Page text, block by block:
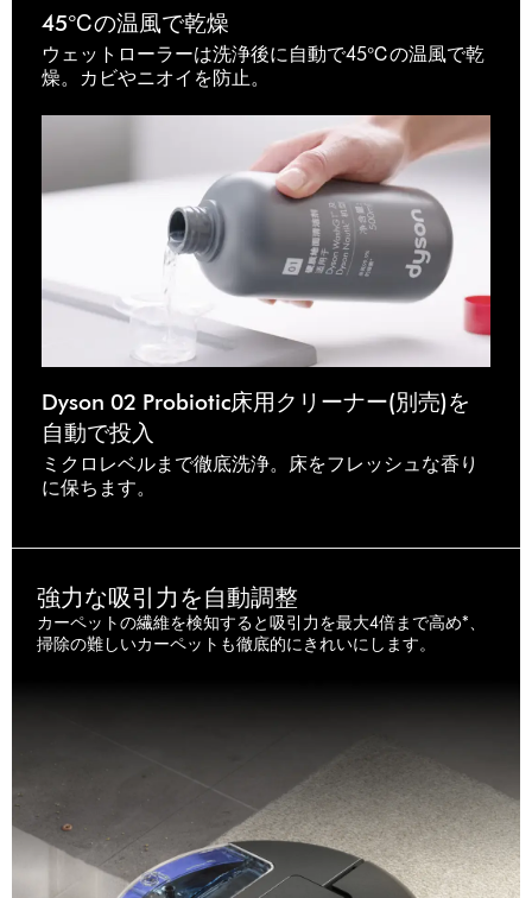
45℃の温風で乾燥
ウェットローラーは洗浄後に自動で45℃の温風で乾
燥。カビやニオイを防止。
Dyson 02 Probiotic床用クリーナー(別売)を
自動で投入
ミクロレベルまで徹底洗浄。床をフレッシュな香り
に保ちます。
強力な吸引力を自動調整
カーペットの繊維を検知すると吸引力を最大4倍まで高め*、
掃除の難しいカーペットも徹底的にきれいにします。